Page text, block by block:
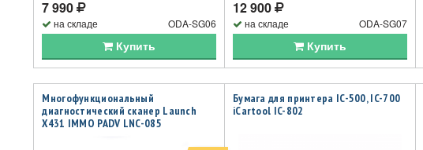
7 990
на складе ODA-SG06
Купить
12 900
на складе ODA-SG07
Купить
Многофункциональный
диагностический сканер Launch
X431 IMMO PADV LNC-085
Бумага для принтера IC-500, IC-700
iCartool IC-802